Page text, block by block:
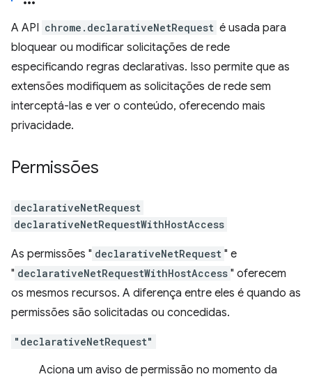
A API chrome.declarativeNetRequest é usada para
bloquear ou modificar solicitações de rede
especificando regras declarativas. Isso permite que as
extensões modifiquem as solicitações de rede sem
interceptá-las e ver o conteúdo, oferecendo mais
privacidade.
Permissões
declarativeNetRequest
declarativeNetRequestWithHostAccess
As permissões " declarativeNetRequest " e
" declarativeNetRequestWithHostAccess " oferecem
os mesmos recursos. A diferença entre eles é quando as
permissões são solicitadas ou concedidas.
"declarativeNetRequest"
Aciona um aviso de permissão no momento da